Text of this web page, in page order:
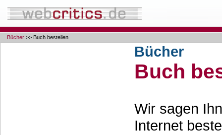
Bücher >> Buch bestellen
Bücher
Buch
Wir sagen
Internet